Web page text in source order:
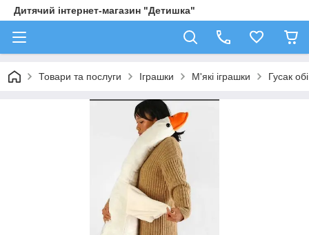
Дитячий інтернет-магазин "Детишка"
Товари та послуги Іграшки М'які іграшки Гусак